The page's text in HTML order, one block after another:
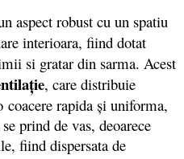
robust cu un spatiu
interioara, fiind dotat
si gratar din sarma. Acest
, care distribuie
rapida şi uniforma,
prind de vas, deoarece
fiind dispersata de